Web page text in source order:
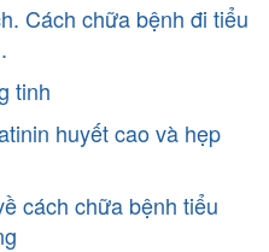
Cách chữa bệnh đi tiểu
tinh
huyết cao và hẹp
cách chữa bệnh tiểu